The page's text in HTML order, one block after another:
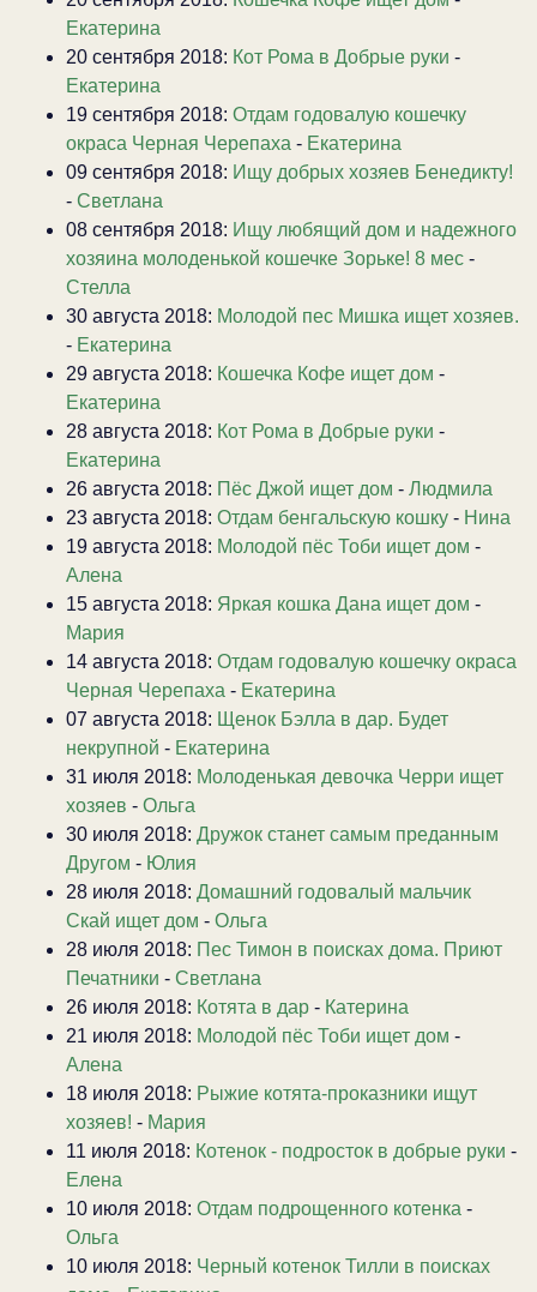
Екатерина
20 сентября 2018: Кот Рома в Добрые руки -
Екатерина
19 сентября 2018: Отдам годовалую кошечку
окраса Черная Черепаха - Екатерина
09 сентября 2018: Ищу добрых хозяев Бенедикту!
- Светлана
08 сентября 2018: Ищу любящий дом и надежного
хозяина молоденькой кошечке Зорьке! 8 мес -
Стелла
30 августа 2018: Молодой пес Мишка ищет хозяев.
- Екатерина
29 августа 2018: Кошечка Кофе ищет дом -
Екатерина
28 августа 2018: Кот Рома в Добрые руки -
Екатерина
26 августа 2018: Пёс Джой ищет дом - Людмила
23 августа 2018: Отдам бенгальскую кошку - Нина
19 августа 2018: Молодой пёс Тоби ищет дом -
Алена
15 августа 2018: Яркая кошка Дана ищет дом -
Мария
14 августа 2018: Отдам годовалую кошечку окраса
Черная Черепаха - Екатерина
07 августа 2018: Щенок Бэлла в дар. Будет
некрупной - Екатерина
31 июля 2018: Молоденькая девочка Черри ищет
хозяев - Ольга
30 июля 2018: Дружок станет самым преданным
Другом - Юлия
28 июля 2018: Домашний годовалый мальчик
Скай ищет дом - Ольга
28 июля 2018: Пес Тимон в поисках дома. Приют
Печатники - Светлана
26 июля 2018: Котята в дар - Катерина
21 июля 2018: Молодой пёс Тоби ищет дом -
Алена
18 июля 2018: Рыжие котята-проказники ищут
хозяев! - Мария
11 июля 2018: Котенок - подросток в добрые руки -
Елена
10 июля 2018: Отдам подрощенного котенка -
Ольга
10 июля 2018: Черный котенок Тилли в поисках